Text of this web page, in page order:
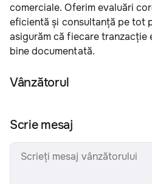
comerciale. Oferim evaluări
eficientă și consultanță pe tot
asigurăm că fiecare tranzacție
bine documentată.
Vânzătorul
Scrie mesaj